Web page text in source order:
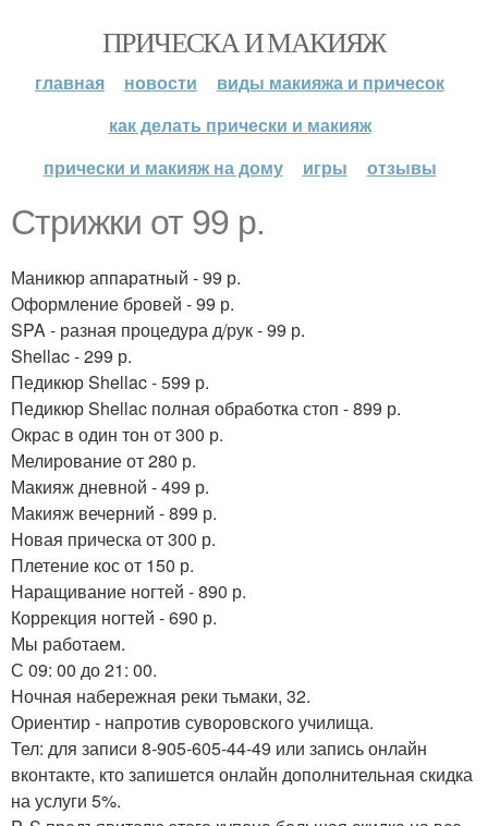
ПРИЧЕСКА И МАКИЯЖ
главная новости
виды макияжа и причесок
как делать прически и макияж
прически и макияж на дому
игры отзывы
Стрижки от 99 р.
Маникюр аппаратный - 99 р.
Оформление бровей - 99 р.
SPA - разная процедура д/рук - 99 р.
Shellac - 299 р.
Педикюр Shellac - 599 р.
Педикюр Shellac полная обработка стоп - 899 р.
Окрас в один тон от 300 р.
Мелирование от 280 р.
Макияж дневной - 499 р.
Макияж вечерний - 899 р.
Новая прическа от 300 р.
Плетение кос от 150 р.
Наращивание ногтей - 890 р.
Коррекция ногтей - 690 р.
Мы работаем.
С 09: 00 до 21: 00.
Ночная набережная реки тьмаки, 32.
Ориентир - напротив суворовского училища.
Тел: для записи 8-905-605-44-49 или запись онлайн
вконтакте, кто запишется онлайн дополнительная скидка
на услуги 5%.